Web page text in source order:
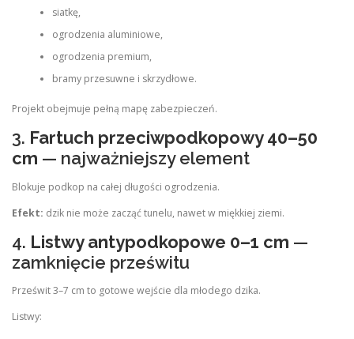
siatkę,
ogrodzenia aluminiowe,
ogrodzenia premium,
bramy przesuwne i skrzydłowe.
Projekt obejmuje pełną mapę zabezpieczeń.
3. Fartuch przeciwpodkopowy 40–50
cm — najważniejszy element
Blokuje podkop na całej długości ogrodzenia.
Efekt: dzik nie może zacząć tunelu, nawet w miękkiej ziemi.
4. Listwy antypodkopowe 0–1 cm —
zamknięcie prześwitu
Prześwit 3–7 cm to gotowe wejście dla młodego dzika.
Listwy: